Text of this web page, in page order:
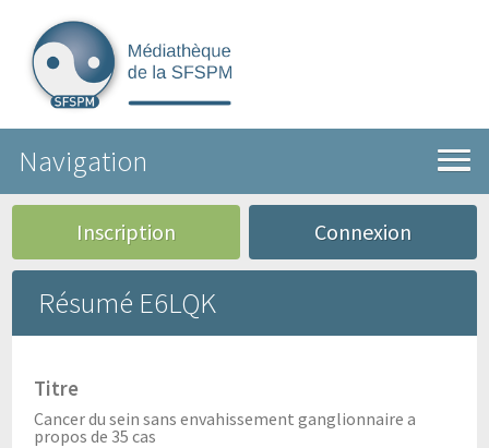
Navigation
Inscription Connexion
Résumé E6LQK
Titre
Cancer du sein sans envahissement ganglionnaire a
propos de 35 cas